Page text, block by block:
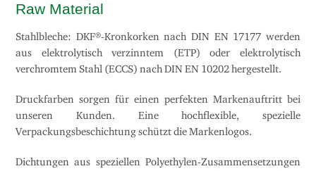
Raw Material
Stahlbleche: DKF®-Kronkorken nach DIN EN 17177 werden
aus elektrolytisch verzinntem (ETP) oder elektrolytisch
verchromtem Stahl (ECCS) nach DIN EN 10202 hergestellt.
Druckfarben sorgen für einen perfekten Markenauftritt bei
unseren Kunden. Eine hochflexible, spezielle
Verpackungsbeschichtung schützt die Markenlogos.
Dichtungen aus speziellen Polyethylen-Zusammensetzungen